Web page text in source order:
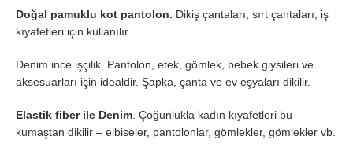
Doğal pamuklu kot pantolon. Dikiş çantaları, sırt çantaları, iş
kıyafetleri için kullanılır.
Denim ince işçilik. Pantolon, etek, gömlek, bebek giysileri ve
aksesuarları için idealdir. Şapka, çanta ve ev eşyaları dikilir.
Elastik fiber ile Denim . Çoğunlukla kadın kıyafetleri bu
kumaştan dikilir – elbiseler, pantolonlar, gömlekler, gömlekler vb.